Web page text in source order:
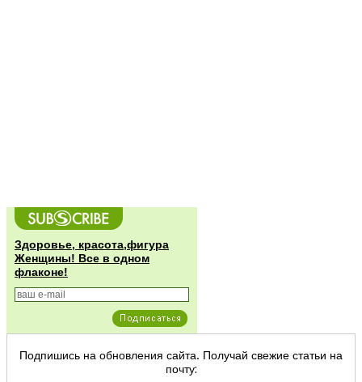
Здоровье, красота,фигура
Женщины! Все в одном
флаконе!
Подпишись на обновления сайта. Получай свежие статьи на
почту: